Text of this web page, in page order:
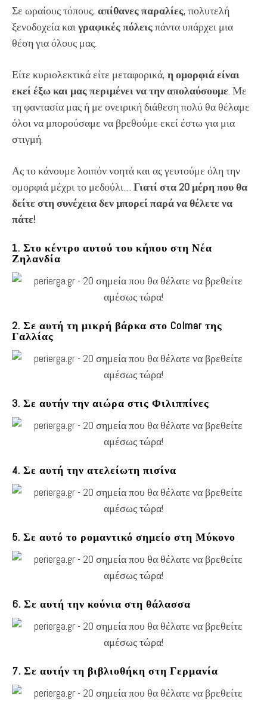
Σε ωραίους τόπους, απίθανες παραλίες, πολυτελή
ξενοδοχεία καιγραφικές πόλειςπάντα υπάρχει μια
θέση για όλους μας.
Είτε κυριολεκτικά είτε μεταφορικά, η ομορφιά είναι
εκεί έξω και μας περιμένει να την απολαύσουμε. Με
τη φαντασία μας ή με ονειρική διάθεση πολύ θα θέλαμε
όλοι να μπορούσαμε να βρεθούμε εκεί έστω για μια
στιγμή.
Ας το κάνουμε λοιπόν νοητά και ας γευτούμε όλη την
ομορφιά μέχρι το μεδούλι… Γιατί στα 20 μέρη που θα
δείτε στη συνέχεια δεν μπορεί παρά να θέλετε να
πάτε!
1. Στο κέντρο αυτού του κήπου στη Νέα
Ζηλανδία
2. Σε αυτή τη μικρή βάρκα στο Colmar της
Γαλλίας
3. Σε αυτήν την αιώρα στις Φιλιππίνες
4. Σε αυτή την ατελείωτη πισίνα
5. Σε αυτό το ρομαντικό σημείο στη Μύκονο
6. Σε αυτή την κούνια στη θάλασσα
7. Σε αυτήν τη βιβλιοθήκη στη Γερμανία